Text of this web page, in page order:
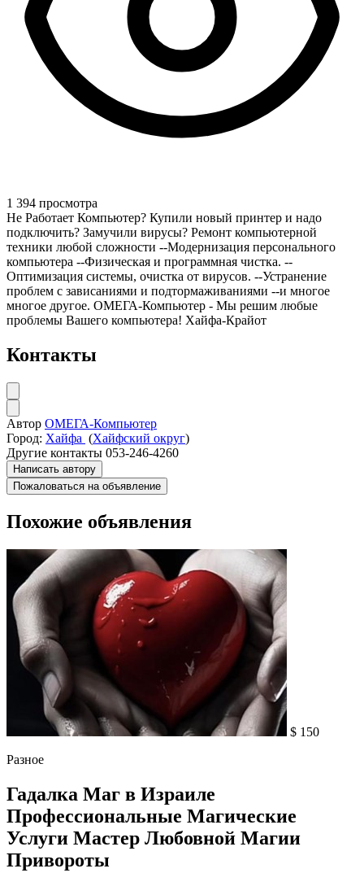
1 394 просмотра
Не Работает Компьютер? Купили новый принтер и надо
подключить? Замучили вирусы? Ремонт компьютерной
техники любой сложности --Модернизация персонального
компьютера --Физическая и программная чистка. --
Оптимизация системы, очистка от вирусов. --Устранение
проблем с зависаниями и подтормаживаниями --и многое
многое другое. ОМЕГА-Компьютер - Мы решим любые
проблемы Вашего компьютера! Хайфа-Крайот
Контакты
Автор ОМЕГА-Компьютер
Город: Хайфа (Хайфский округ)
Другие контакты 053-246-4260
Написать автору
Пожаловаться на объявление
Похожие объявления
$ 150
Разное
Гадалка Маг в Израиле
Профессиональные Магические
Услуги Мастер Любовной Магии
Привороты